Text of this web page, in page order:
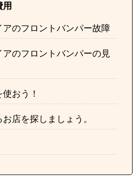
アのフロントバンパー故障
アのフロントバンパーの見
おう！
店を探しましょう。